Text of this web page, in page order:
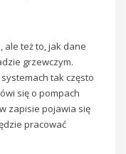
ale też to, jak dane
grzewczym.
tak często
się o pompach
zapisie pojawia się
pracować